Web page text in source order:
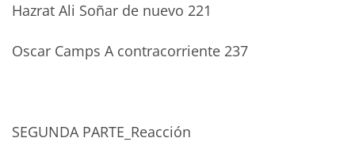
Hazrat Ali Soñar de nuevo 221
Oscar Camps A contracorriente 237
SEGUNDA PARTE_Reacción